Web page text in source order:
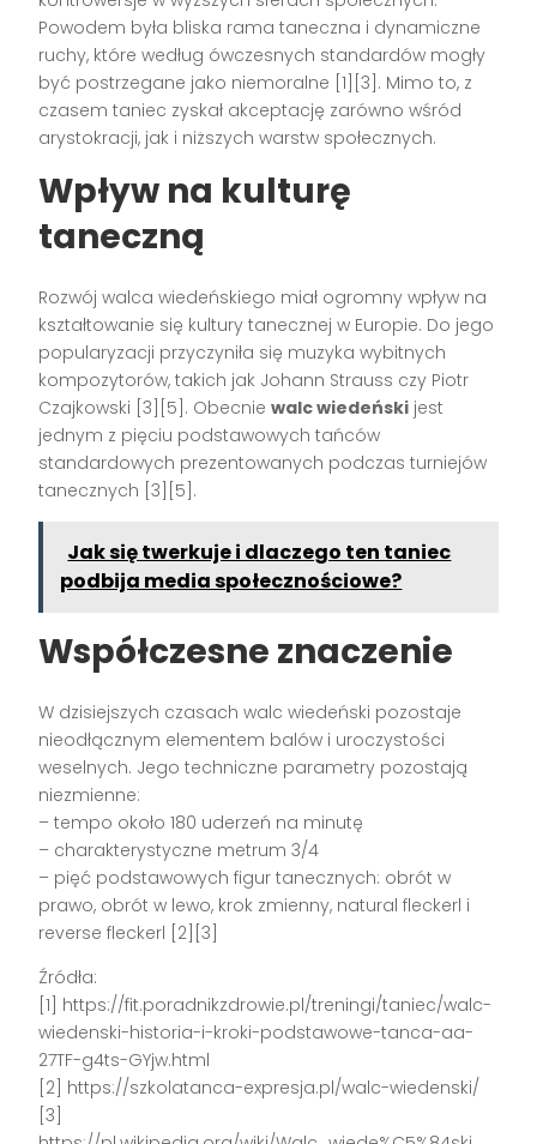
Powodem była bliska rama taneczna i dynamiczne
ruchy, które według ówczesnych standardów mogły
być postrzegane jako niemoralne [1][3]. Mimo to, z
czasem taniec zyskał akceptację zarówno wśród
arystokracji, jak i niższych warstw społecznych.
Wpływ na kulturę
taneczną
Rozwój walca wiedeńskiego miał ogromny wpływ na
kształtowanie się kultury tanecznej w Europie. Do jego
popularyzacji przyczyniła się muzyka wybitnych
kompozytorów, takich jak Johann Strauss czy Piotr
Czajkowski [3][5]. Obecniewalc wiedeński jest
jednym z pięciu podstawowych tańców
standardowych prezentowanych podczas turniejów
tanecznych [3][5].
Jak się twerkuje i dlaczego ten taniec
podbija media społecznościowe?
Współczesne znaczenie
W dzisiejszych czasach walc wiedeński pozostaje
nieodłącznym elementem balów i uroczystości
weselnych. Jego techniczne parametry pozostają
niezmienne:
– tempo około 180 uderzeń na minutę
– charakterystyczne metrum 3/4
– pięć podstawowych figur tanecznych: obrót w
prawo, obrót w lewo, krok zmienny, natural fleckerl i
reverse fleckerl [2][3]
Źródła:
[1] https://fit.poradnikzdrowie.pl/treningi/taniec/walc-
wiedenski-historia-i-kroki-podstawowe-tanca-aa-
27TF-g4ts-GYjw.html
[2] https://szkolatanca-expresja.pl/walc-wiedenski/
[3]